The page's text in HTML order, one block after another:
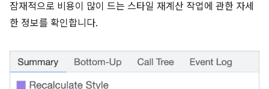
잠재적으로 비용이 많이 드는 스타일 재계산 작업에 관한 자세
한 정보를 확인합니다.